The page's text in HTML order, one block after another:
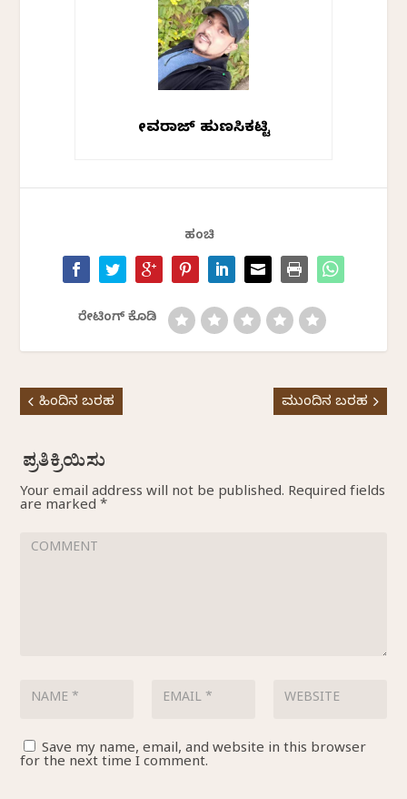
ದೇವರಾಜ್‌ ಹುಣಸಿಕಟ್ಟಿ
ಹಂಚಿ
ರೇಟಿಂಗ್ ಕೊಡಿ
ಹಿಂದಿನ ಬರಹ ಮುಂದಿನ ಬರಹ
Your email address will not be published. Required fields
are marked *
Save my name, email, and website in this browser
for the next time I comment.